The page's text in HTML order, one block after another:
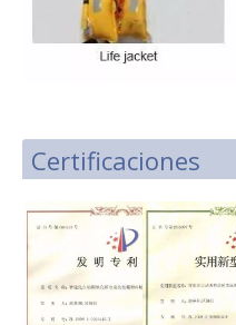
Certificaciones